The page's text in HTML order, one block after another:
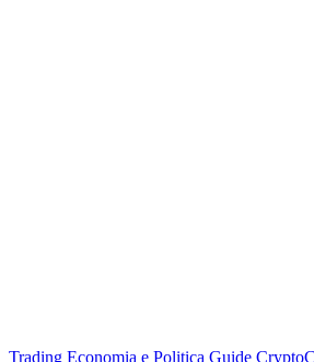
Trading Economia e Politica Guide